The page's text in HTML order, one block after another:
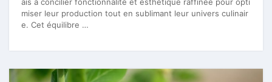
miser leur production tout en sublimant leur univers culinair
e. Cet équilibre …